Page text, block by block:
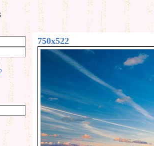
750x522